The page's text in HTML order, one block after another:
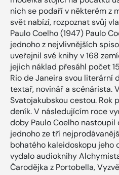
nich se podaří v některém z
svět nabízí, rozpoznat svůj
Paulo Coelho (1947) Paulo
jednoho z nejvlivnějších
uveřejnil své knihy v 168
jejich náklad přesáhl počet
Rio de Janeira svou literární
textař, novinář a scénárista.
Svatojakubskou cestou. Rok
deník. V následujícím roce
doby Paulo Coelho nastoupil
jednoho ze tří
bohatého kaleidoskopu jeho
vydalo audioknihy
Čarodějka z Portobella,